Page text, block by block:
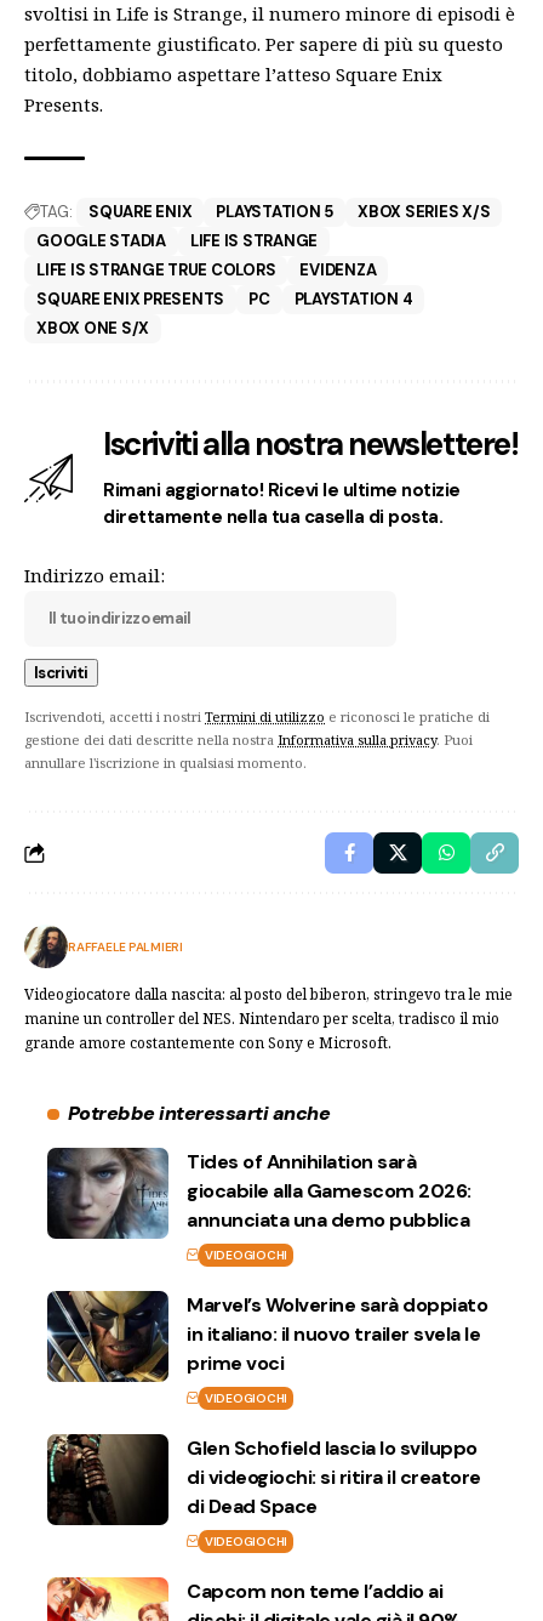
svoltisi in Life is Strange, il numero minore di episodi è
perfettamente giustificato. Per sapere di più su questo
titolo, dobbiamo aspettare l’atteso Square Enix
Presents.
TAG: SQUARE ENIX PLAYSTATION 5
XBOX SERIES X/S
GOOGLE STADIA
LIFE IS STRANGE
LIFE IS STRANGE TRUE COLORS
EVIDENZA
SQUARE ENIX PRESENTS
PC
PLAYSTATION 4
XBOX ONE S/X
Iscriviti alla nostra newslettere!
Rimani aggiornato! Ricevi le ultime notizie
direttamente nella tua casella di posta.
Indirizzo email:
Iscrivendoti, accetti i nostri Termini di utilizzo e riconosci le pratiche di
gestione dei dati descritte nella nostra Informativa sulla privacy. Puoi
annullare l'iscrizione in qualsiasi momento.
RAFFAELE PALMIERI
Videogiocatore dalla nascita: al posto del biberon, stringevo tra le mie
manine un controller del NES. Nintendaro per scelta, tradisco il mio
grande amore costantemente con Sony e Microsoft.
Potrebbe interessarti anche
Tides of Annihilation sarà
giocabile alla Gamescom 2026:
annunciata una demo pubblica
VIDEOGIOCHI
Marvel’s Wolverine sarà doppiato
in italiano: il nuovo trailer svela le
prime voci
VIDEOGIOCHI
Glen Schofield lascia lo sviluppo
di videogiochi: si ritira il creatore
di Dead Space
VIDEOGIOCHI
Capcom non teme l’addio ai